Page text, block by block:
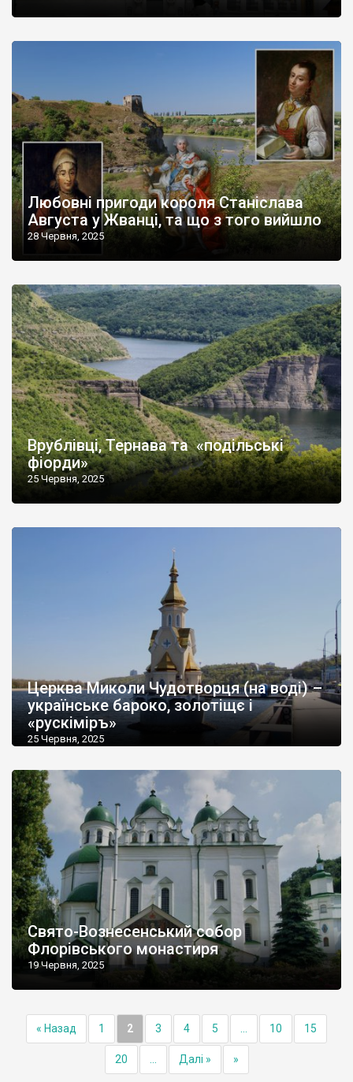
Любовні пригоди короля Станіслава
Августа у Жванці, та що з того вийшло
28 Червня, 2025
Врублівці, Тернава та «подільські
фіорди»
25 Червня, 2025
Церква Миколи Чудотворця (на воді) –
українське бароко, золотіщє і
«рускіміръ»
25 Червня, 2025
Свято-Вознесенський собор
Флорівського монастиря
19 Червня, 2025
« Назад 1 2 3 4 5 10 15
20 Далі » »